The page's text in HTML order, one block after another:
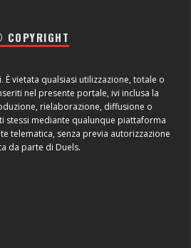
COPYRIGHT
vietata qualsiasi utilizzazione, totale o
nel presente portale, ivi inclusa la
rielaborazione, diffusione o
stessi mediante qualunque piattaforma
telematica, senza previa autorizzazione
da parte di Duels.